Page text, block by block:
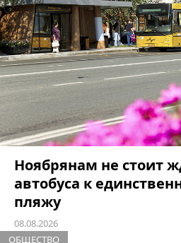
Ноябрянам не стоит
автобуса к
пляжу
08.08.2026
ОБЩЕСТВО